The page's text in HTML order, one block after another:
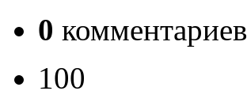
0 комментариев
100